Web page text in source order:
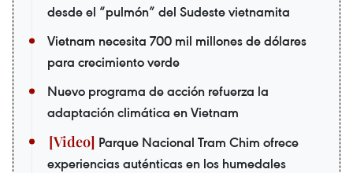
desde el “pulmón” del Sudeste vietnamita
Vietnam necesita 700 mil millones de dólares
para crecimiento verde
Nuevo programa de acción refuerza la
adaptación climática en Vietnam
Parque Nacional Tram Chim ofrece
experiencias auténticas en los humedales